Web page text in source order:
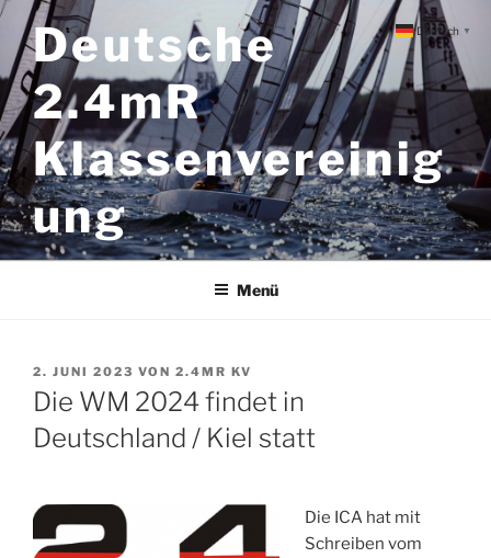
Zum
Inhalt
springenDeutsche
2.4mR
Klassenvereinig
ung
Menü
VERÖFFENTLICHT
AM
2. JUNI 2023 VON 2.4MR KV
Die WM 2024 findet in
Deutschland / Kiel statt
Die ICA hat mit
Schreiben vom
Deutsch ▼